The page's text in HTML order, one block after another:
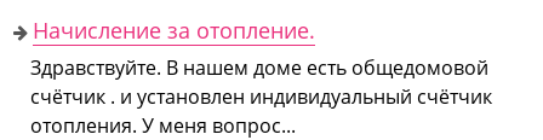
Начисление за отопление.
Здравствуйте. В нашем доме есть общедомовой
счётчик . и установлен индивидуальный счётчик
отопления. У меня вопрос...